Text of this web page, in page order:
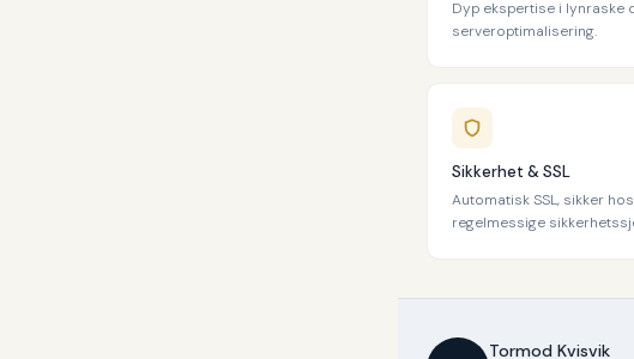
Dyp ekspertise i lynraske
serveroptimalisering.
Sikkerhet & SSL
Automatisk SSL, sikker
regelmessige
Tormod Kvisvik